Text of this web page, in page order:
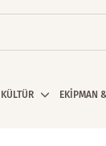
KÜLTÜR EKİPMAN